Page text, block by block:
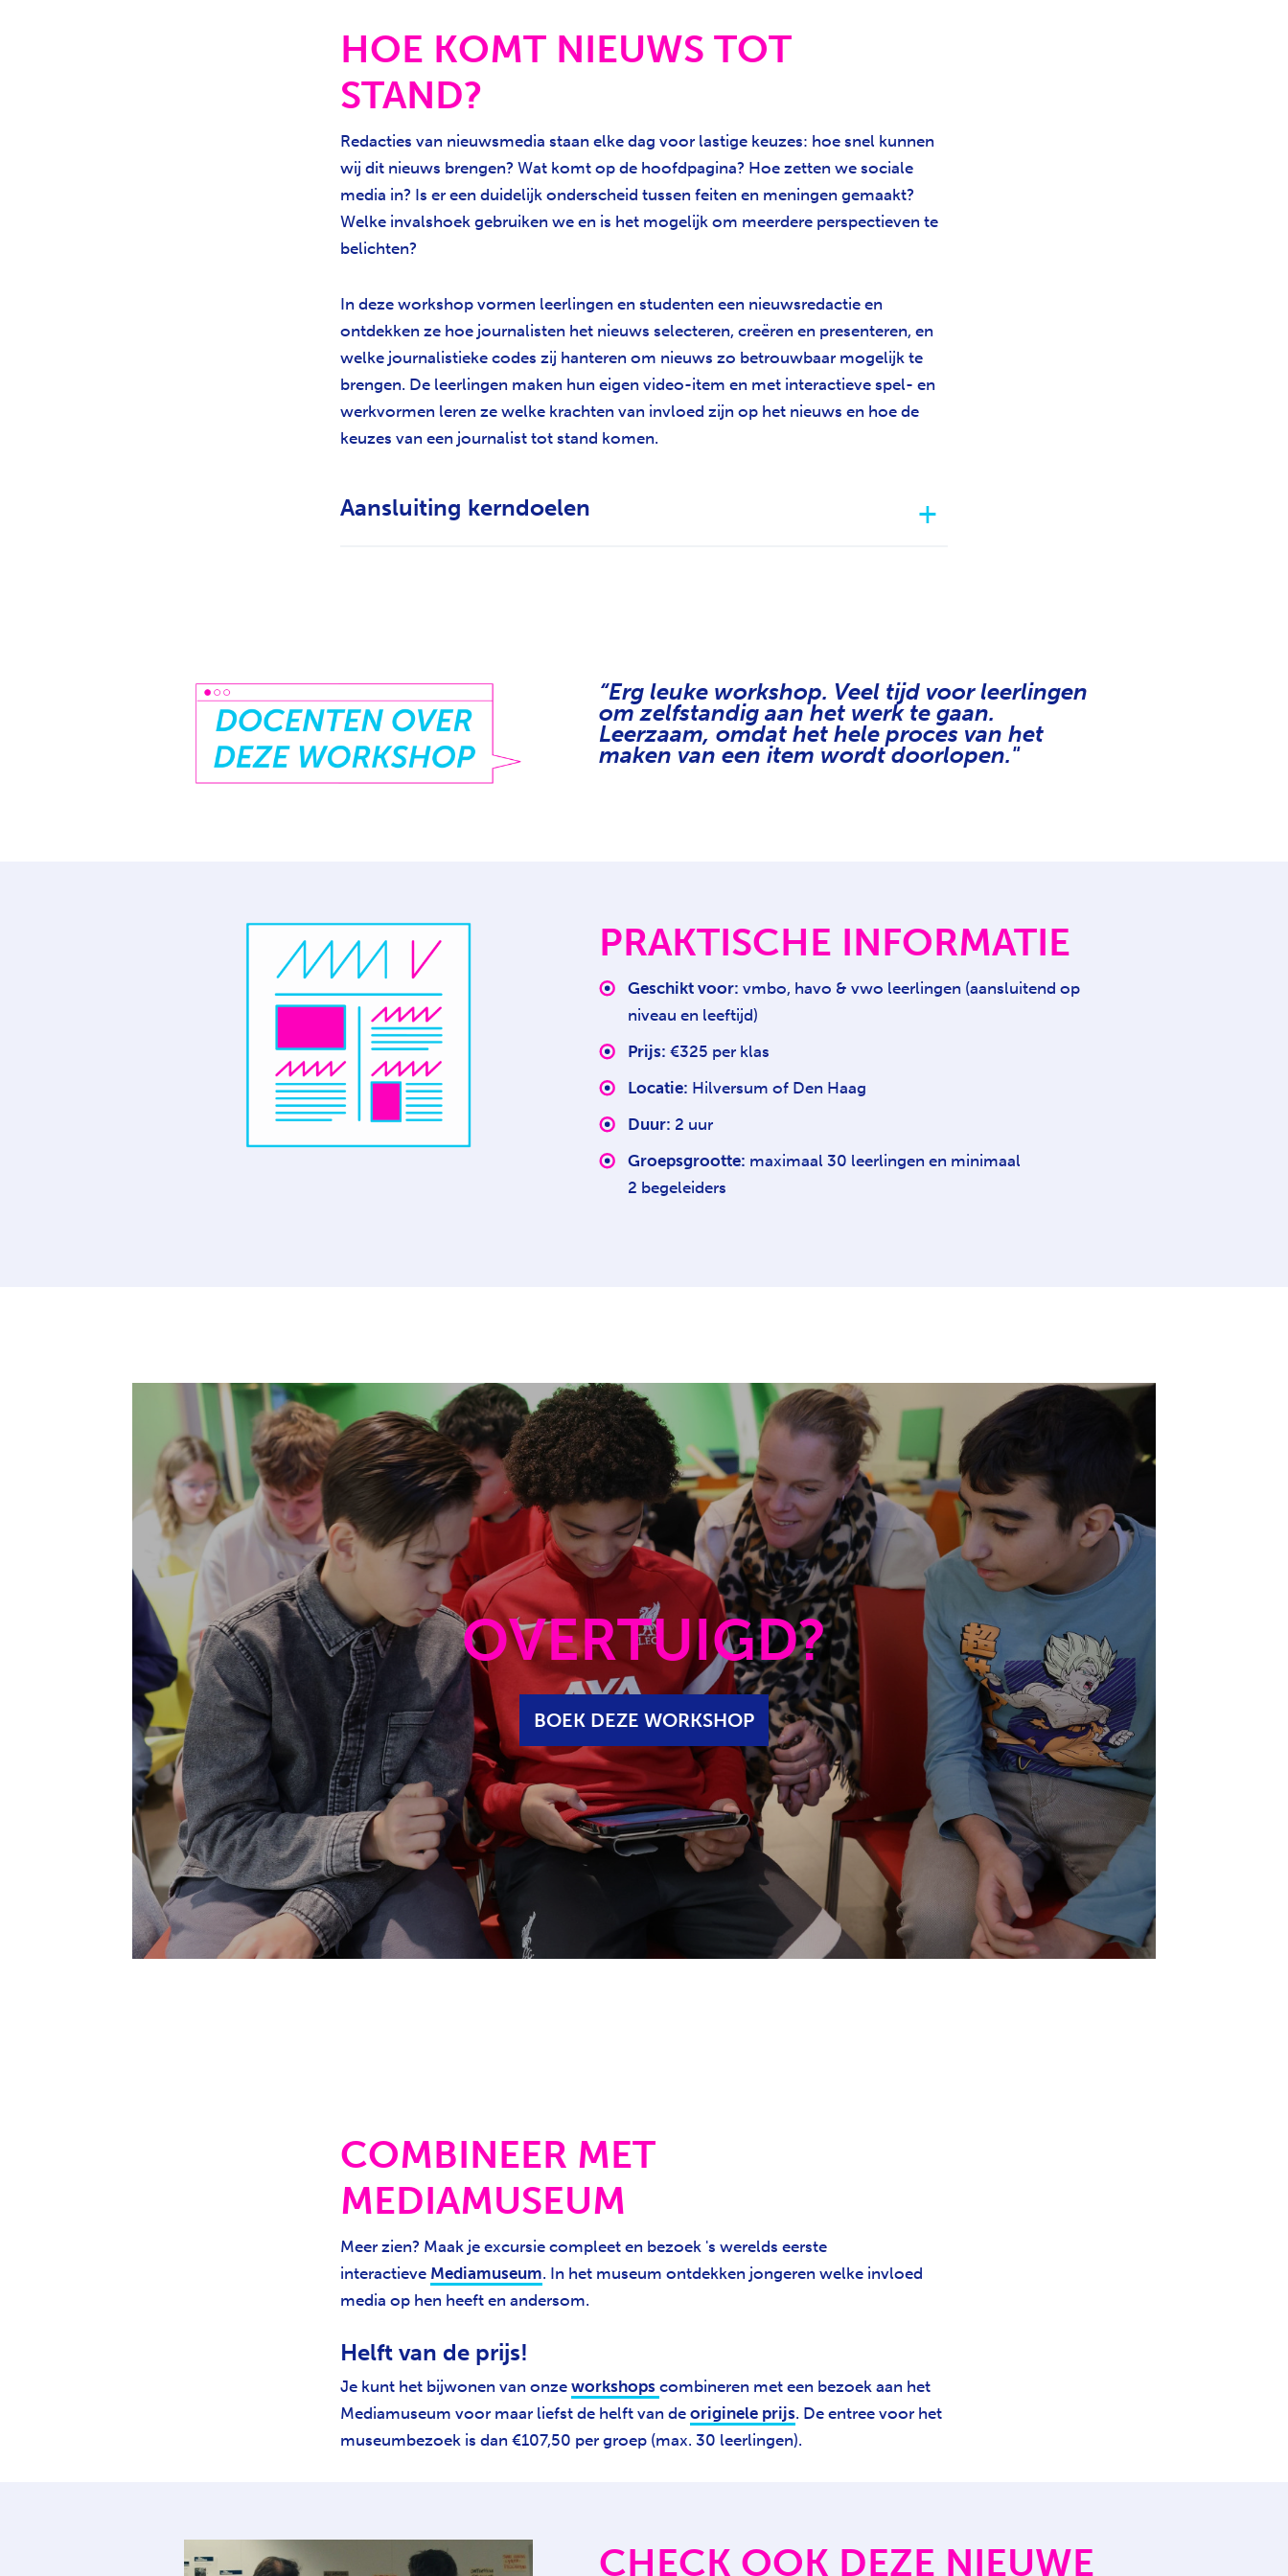
HOE KOMT NIEUWS TOT
STAND?
Redacties van nieuwsmedia staan elke dag voor lastige keuzes: hoe snel kunnen
wij dit nieuws brengen? Wat komt op de hoofdpagina? Hoe zetten we sociale
media in? Is er een duidelijk onderscheid tussen feiten en meningen gemaakt?
Welke invalshoek gebruiken we en is het mogelijk om meerdere perspectieven te
belichten?
In deze workshop vormen leerlingen en studenten een nieuwsredactie en
ontdekken ze hoe journalisten het nieuws selecteren, creëren en presenteren, en
welke journalistieke codes zij hanteren om nieuws zo betrouwbaar mogelijk te
brengen. De leerlingen maken hun eigen video-item en met interactieve spel- en
werkvormen leren ze welke krachten van invloed zijn op het nieuws en hoe de
keuzes van een journalist tot stand komen.
Aansluiting kerndoelen
“Erg leuke workshop. Veel tijd voor leerlingen
om zelfstandig aan het werk te gaan.
Leerzaam, omdat het hele proces van het
maken van een item wordt doorlopen."
PRAKTISCHE INFORMATIE
Geschikt voor: vmbo, havo & vwo leerlingen (aansluitend op
niveau en leeftijd)
Prijs: €325 per klas
Locatie: Hilversum of Den Haag
Duur: 2 uur
Groepsgrootte: maximaal 30 leerlingen en minimaal
2 begeleiders
OVERTUIGD?
BOEK DEZE WORKSHOP
COMBINEER MET
MEDIAMUSEUM
Meer zien? Maak je excursie compleet en bezoek 's werelds eerste
interactieve Mediamuseum. In het museum ontdekken jongeren welke invloed
media op hen heeft en andersom.
Helft van de prijs!
Je kunt het bijwonen van onze workshops combineren met een bezoek aan het
Mediamuseum voor maar liefst de helft van de originele prijs. De entree voor het
museumbezoek is dan €107,50 per groep (max. 30 leerlingen).
CHECK OOK DEZE NIEUWE